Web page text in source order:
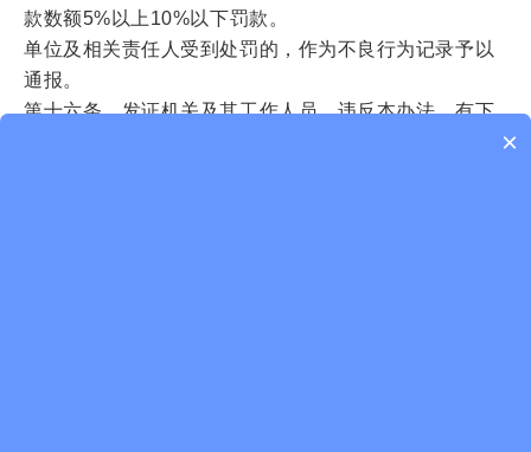
款数额5%以上10%以下罚款。
单位及相关责任人受到处罚的，作为不良行为记录予以
通报。
第十六条 发证机关及其工作人员，违反本办法，有下
×